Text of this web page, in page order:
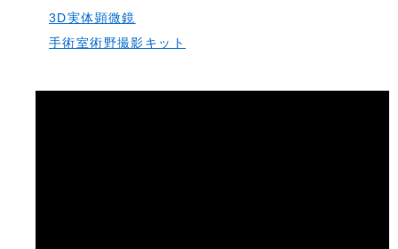
3D実体顕微鏡
手術室術野撮影キット